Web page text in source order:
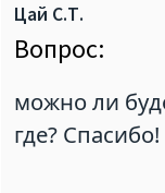
Цай С.Т.
Вопрос:
можно ли
где? Спасибо!